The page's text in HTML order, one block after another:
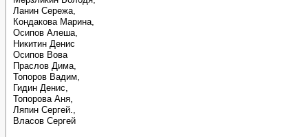
Ланин Сережа,
Кондакова Марина,
Осипов Алеша,
Никитин Денис
Осипов Вова
Праслов Дима,
Топоров Вадим,
Гидин Денис,
Топорова Аня,
Ляпин Сергей.,
Власов Сергей